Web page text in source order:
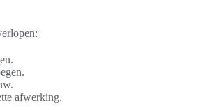
afwerking.